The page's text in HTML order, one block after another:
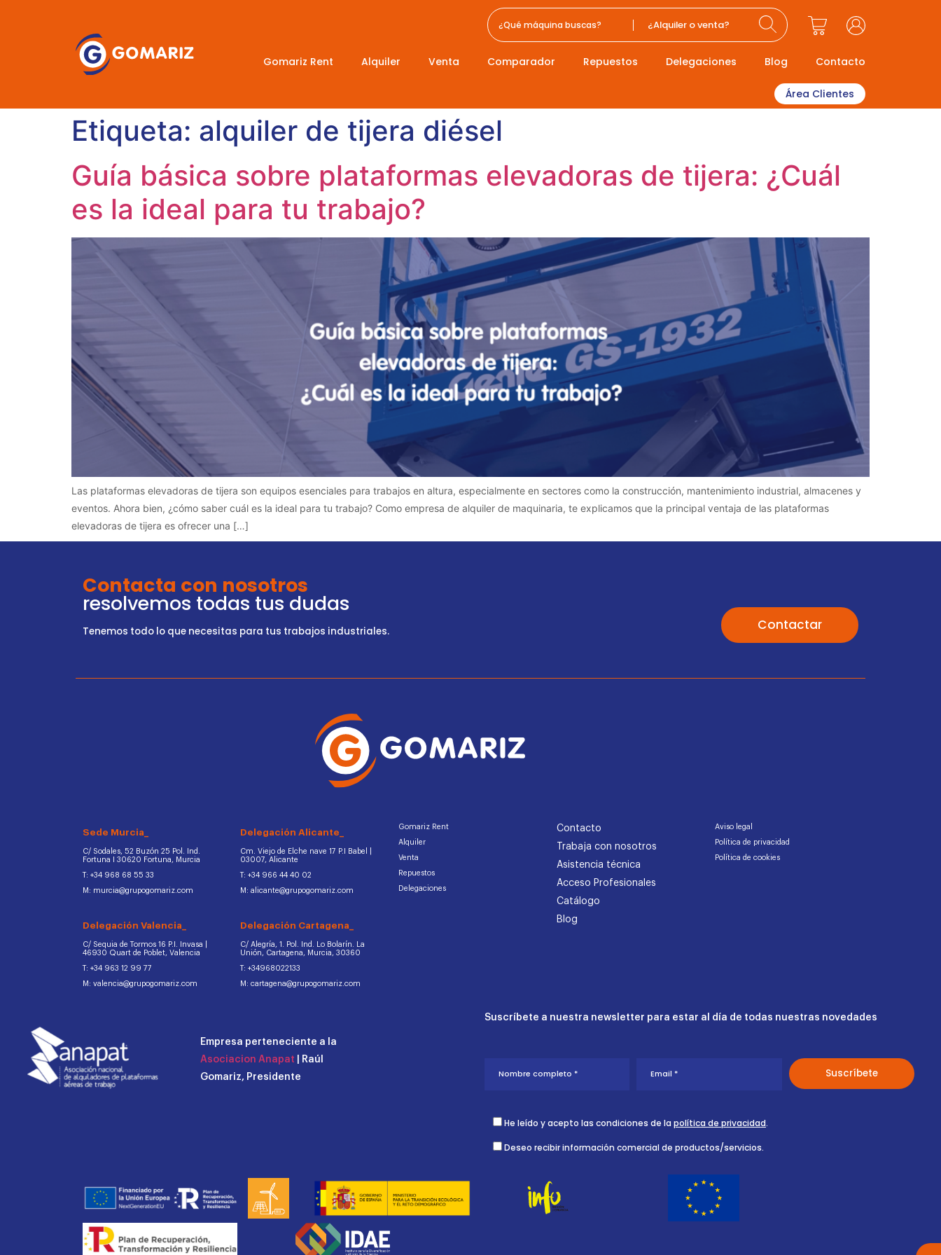
¿Alquiler o venta?
Gomariz Rent Alquiler Venta Comparador Repuestos Delegaciones Blog Contacto
Área Clientes
Etiqueta: alquiler de tijera diésel
Guía básica sobre plataformas elevadoras de tijera: ¿Cuál
es la ideal para tu trabajo?
Las plataformas elevadoras de tijera son equipos esenciales para trabajos en altura, especialmente en sectores como la construcción, mantenimiento industrial, almacenes y
eventos. Ahora bien, ¿cómo saber cuál es la ideal para tu trabajo? Como empresa de alquiler de maquinaria, te explicamos que la principal ventaja de las plataformas
elevadoras de tijera es ofrecer una […]
Contacta con nosotros
resolvemos todas tus dudas
Tenemos todo lo que necesitas para tus trabajos industriales. Contactar
Sede Murcia_
C/ Sodales, 52 Buzón 25 Pol. Ind.
Fortuna I 30620 Fortuna, Murcia
T: +34 968 68 55 33
M: murcia@grupogomariz.com
Delegación Valencia_
C/ Sequia de Tormos 16 P.I. Invasa |
46930 Quart de Poblet, Valencia
T: +34 963 12 99 77
M: valencia@grupogomariz.com
Delegación Alicante_
Cm. Viejo de Elche nave 17 P.I Babel |
03007, Alicante
T: +34 966 44 40 02
M: alicante@grupogomariz.com
Delegación Cartagena_
C/ Alegría, 1. Pol. Ind. Lo Bolarín. La
Unión, Cartagena, Murcia, 30360
T: +34968022133
M: cartagena@grupogomariz.com
Gomariz Rent
Alquiler
Venta
Repuestos
Delegaciones
Contacto
Trabaja con nosotros
Asistencia técnica
Acceso Profesionales
Catálogo
Blog
Aviso legal
Política de privacidad
Política de cookies
Empresa perteneciente a la
Asociacion Anapat | Raúl
Gomariz, Presidente
Suscríbete a nuestra newsletter para estar al día de todas nuestras novedades
He leído y acepto las condiciones de la política de privacidad.
Deseo recibir información comercial de productos/servicios.